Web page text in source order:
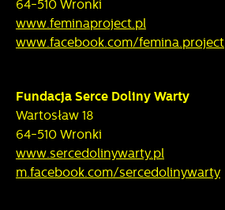
64-510 Wronki
www.feminaproject.pl
www.facebook.com/femina.project
Fundacja Serce Doliny Warty
Wartosław 18
64-510 Wronki
www.sercedolinywarty.pl
m.facebook.com/sercedolinywarty